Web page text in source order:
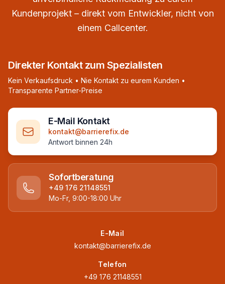
Kundenprojekt – direkt vom Entwickler, nicht von
einem Callcenter.
Direkter Kontakt zum Spezialisten
Kein Verkaufsdruck • Nie Kontakt zu eurem Kunden •
Transparente Partner-Preise
E-Mail Kontakt
kontakt@barrierefix.de
Antwort binnen 24h
Sofortberatung
+49 176 21148551
Mo-Fr, 9:00-18:00 Uhr
E-Mail
kontakt@barrierefix.de
Telefon
+49 176 21148551